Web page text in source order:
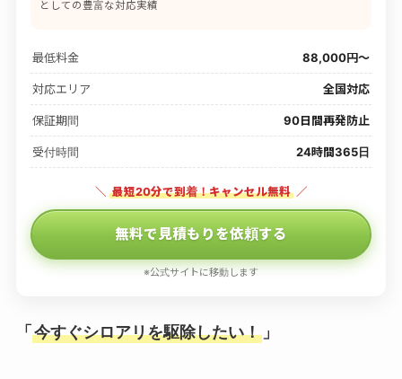
としての豊富な対応実績
最低料金 88,000円〜
対応エリア 全国対応
保証期間 90日間再発防止
受付時間 24時間365日
＼ 最短20分で到着！キャンセル無料 ／
無料で見積もりを依頼する
※公式サイトに移動します
「 今すぐシロアリを駆除したい！」